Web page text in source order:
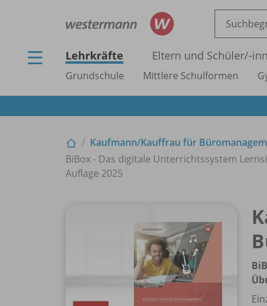
Lehrkräfte Eltern und Schüler/-
Grundschule Mittlere Schulformen
Kaufmann/Kauffrau für
BiBox - Das digitale Unterrichtssystem
Auflage 2025